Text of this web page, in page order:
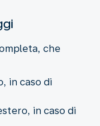
che
in caso di
in caso di